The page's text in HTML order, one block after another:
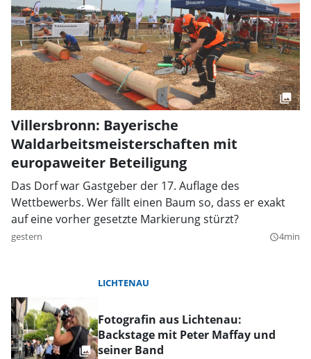
Villersbronn: Bayerische
Waldarbeitsmeisterschaften mit
europaweiter Beteiligung
Das Dorf war Gastgeber der 17. Auflage des
Wettbewerbs. Wer fällt einen Baum so, dass er exakt
auf eine vorher gesetzte Markierung stürzt?
gestern query_builder4min
LICHTENAU
Fotografin aus Lichtenau:
Backstage mit Peter Maffay und
seiner Band